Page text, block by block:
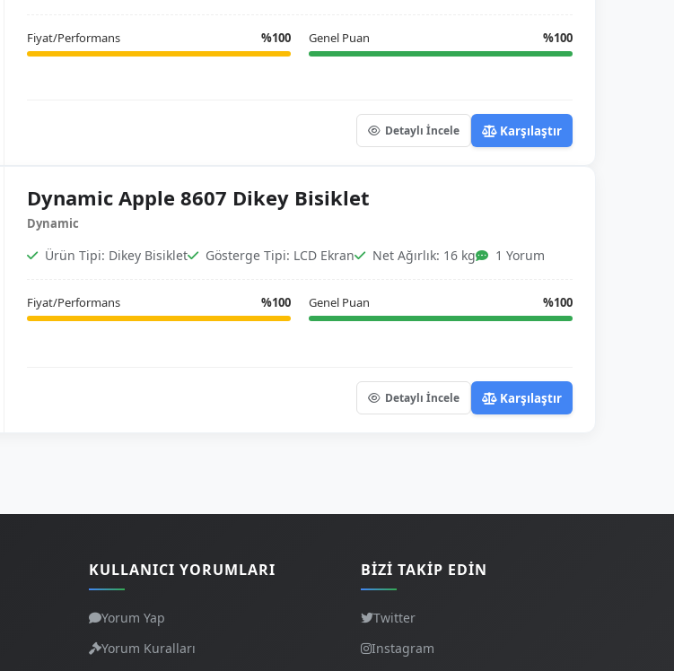
Fiyat/Performans %100 Genel Puan %100
Detaylı İncele Karşılaştır
Dynamic Apple 8607 Dikey Bisiklet
Dynamic
Ürün Tipi: Dikey Bisiklet Gösterge Tipi: LCD Ekran Net Ağırlık: 16 kg 1 Yorum
Fiyat/Performans %100 Genel Puan %100
Detaylı İncele Karşılaştır
KULLANICI YORUMLARI
Yorum Yap
Yorum Kuralları
BIZI TAKIP EDIN
Twitter
Instagram